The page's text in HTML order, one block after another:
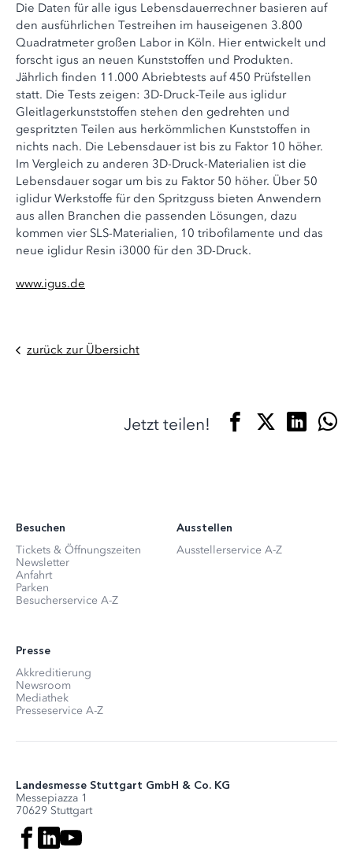
Die Daten für alle igus Lebensdauerrechner basieren auf
den ausführlichen Testreihen im hauseigenen 3.800
Quadratmeter großen Labor in Köln. Hier entwickelt und
forscht igus an neuen Kunststoffen und Produkten.
Jährlich finden 11.000 Abriebtests auf 450 Prüfstellen
statt. Die Tests zeigen: 3D-Druck-Teile aus iglidur
Gleitlagerkunststoffen stehen den gedrehten und
gespritzten Teilen aus herkömmlichen Kunststoffen in
nichts nach. Die Lebensdauer ist bis zu Faktor 10 höher.
Im Vergleich zu anderen 3D-Druck-Materialien ist die
Lebensdauer sogar um bis zu Faktor 50 höher. Über 50
iglidur Werkstoffe für den Spritzguss bieten Anwendern
aus allen Branchen die passenden Lösungen, dazu
kommen vier SLS-Materialien, 10 tribofilamente und das
neue iglidur Resin i3000 für den 3D-Druck.
www.igus.de
zurück zur Übersicht
Jetzt teilen!
Besuchen
Tickets & Öffnungszeiten
Newsletter
Anfahrt
Parken
Besucherservice A-Z
Ausstellen
Ausstellerservice A-Z
Presse
Akkreditierung
Newsroom
Mediathek
Presseservice A-Z
Landesmesse Stuttgart GmbH & Co. KG
Messepiazza 1
70629 Stuttgart